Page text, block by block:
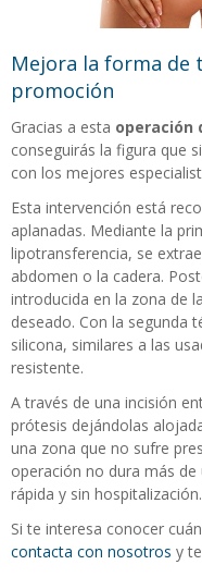
Mejora la forma de
promoción
Gracias a esta operación
conseguirás la figura que
con los mejores
Esta intervención está
aplanadas. Mediante la
lipotransferencia, se
abdomen o la cadera.
introducida en la zona de
deseado. Con la segunda
silicona, similares a las
resistente.
A través de una incisión
prótesis dejándolas
una zona que no sufre
operación no dura más
rápida y sin hospitalización.​
Si te interesa conocer
contacta con nosotros y